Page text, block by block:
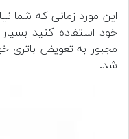
این مورد زمانی که شما
خود استفاده کنید
مجبور به تعویض باتری
شد.